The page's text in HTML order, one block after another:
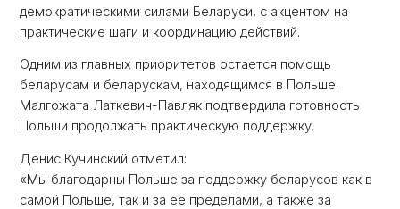
демократическими силами Беларуси, с акцентом на
практические шаги и координацию действий.
Одним из главных приоритетов остается помощь
беларусам и беларускам, находящимся в Польше.
Малгожата Латкевич-Павляк подтвердила готовность
Польши продолжать практическую поддержку.
Денис Кучинский отметил:
«Мы благодарны Польше за поддержку беларусов как в
самой Польше, так и за ее пределами, а также за